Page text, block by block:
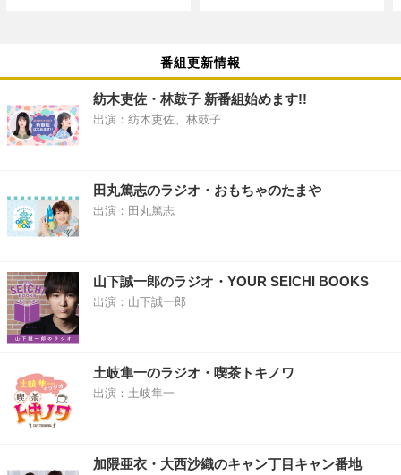
番組更新情報
紡木吏佐・林鼓子 新番組始めます!!
出演：紡木吏佐、林鼓子
田丸篤志のラジオ・おもちゃのたまや
出演：田丸篤志
山下誠一郎のラジオ・YOUR SEICHI BOOKS
出演：山下誠一郎
土岐隼一のラジオ・喫茶トキノワ
出演：土岐隼一
加隈亜衣・大西沙織のキャン丁目キャン番地